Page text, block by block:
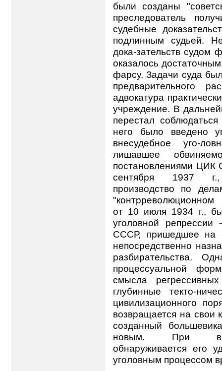
были созданы
преследователь
судебные
подлинным судьей.
дока-зательств судом
оказалось
фарсу. Задачи суда
предварительного
адвокатура
учреждение. В
перестал
него было введено
внесудебное уго-
лишавшее
постановлениями ЦИК
сентября 1937 г.,
производство по
"контрреволюционном
от 10 июля 1934 г.,
уголовной
СССР, пришедшее на
непосредственно
разбирательства.
процессуальной
смысла
глубинные текто-
цивилизационного
возвращается на свои
созданный
новым. При
обнаруживается его
уголовным процессом